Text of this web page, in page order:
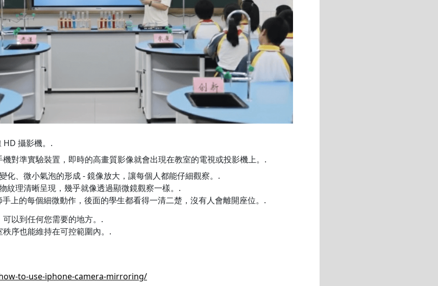
攝影機。.
對準實驗裝置，即時的高畫質影像就會出現在教室的電視或投影機上。.
化、微小氣泡的形成 - 鏡像放大，讓每個人都能仔細觀察。.
紋理清晰呈現，幾乎就像透過顯微鏡觀察一樣。.
手上的每個細微動作，後面的學生都看得一清二楚，沒有人會離開座位。.
以到任何您需要的地方。.
序也能維持在可控範圍內。.
to-use-iphone-camera-mirroring/